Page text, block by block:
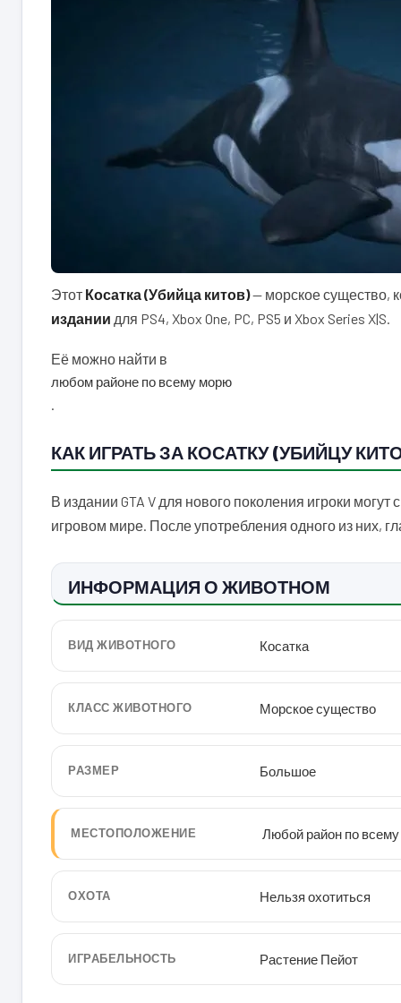
Этот Косатка (Убийца китов)— морское существо,
издании для PS4, Xbox One, PC, PS5 и Xbox Series X|S.
Её можно найти в
любом районе по всему морю
.
КАК ИГРАТЬ ЗА КОСАТКУ (УБИЙЦУ
В издании GTA V для нового поколения игроки
игровом мире. После употребления одного из них,
ИНФОРМАЦИЯ О ЖИВОТНОМ
ВИД ЖИВОТНОГО Косатка
КЛАСС ЖИВОТНОГО Морское существо
РАЗМЕР Большое
МЕСТОПОЛОЖЕНИЕ Любой район по
ОХОТА Нельзя охотиться
ИГРАБЕЛЬНОСТЬ Растение Пейот